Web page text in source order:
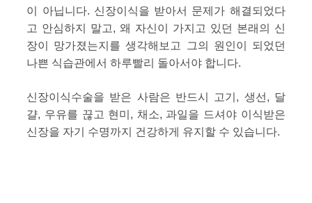
이 아닙니다. 신장이식을 받아서 문제가 해결되었다
고 안심하지 말고, 왜 자신이 가지고 있던 본래의 신
장이 망가졌는지를 생각해보고 그의 원인이 되었던
나쁜 식습관에서 하루빨리 돌아서야 합니다.
신장이식수술을 받은 사람은 반드시 고기, 생선, 달
걀, 우유를 끊고 현미, 채소, 과일을 드셔야 이식받은
신장을 자기 수명까지 건강하게 유지할 수 있습니다.